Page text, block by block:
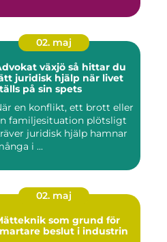
02. maj
växjö så hittar du
juridisk hjälp när livet
på sin spets
en konflikt, ett brott eller
familjesituation plötsligt
juridisk hjälp hamnar
i ...
02. maj
som grund för
beslut i industrin